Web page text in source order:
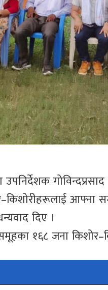
आफ्ना
दिए ।
१६८ जना